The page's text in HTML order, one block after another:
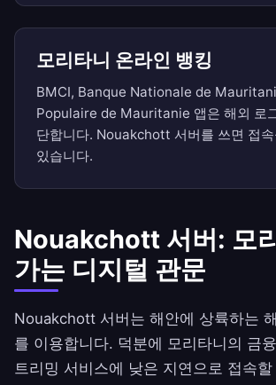
모리타니 온라인 뱅킹
BMCI, Banque Nationale de
Populaire de Mauritanie 앱은 해외 로
단합니다. Nouakchott 서버를 쓰면 접
있습니다.
Nouakchott 서버: 모
가는 디지털 관문
Nouakchott 서버는 해안에 상륙하는
를 이용합니다. 덕분에 모리타니의 금
트리밍 서비스에 낮은 지연으로 접속